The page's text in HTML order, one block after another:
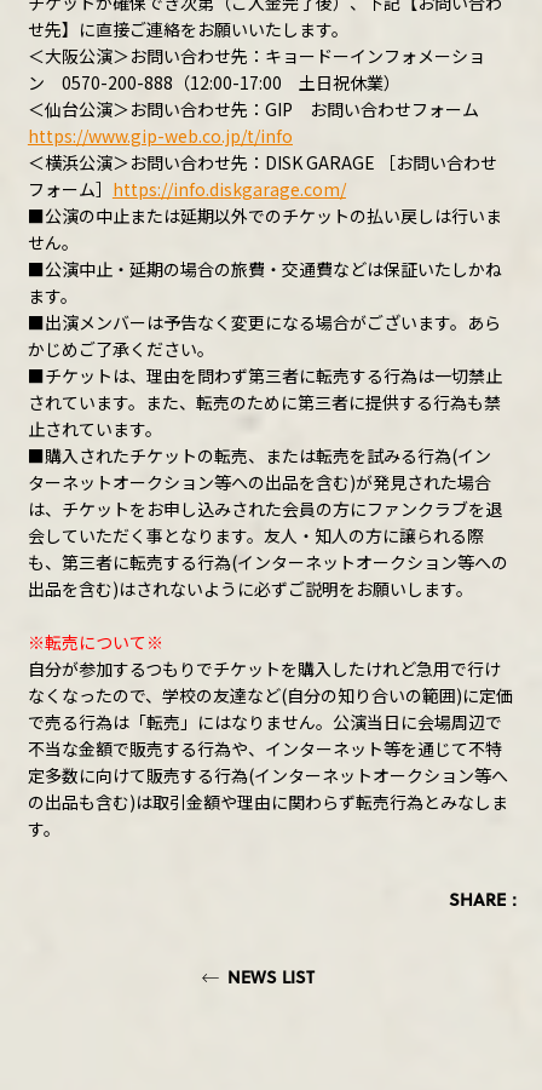
せ先】に直接ご連絡をお願いいたします。
＜大阪公演＞お問い合わせ先：キョードーインフォメーショ
ン 0570-200-888（12:00-17:00 土日祝休業）
＜仙台公演＞お問い合わせ先：GIP お問い合わせフォーム
https://www.gip-web.co.jp/t/info
＜横浜公演＞お問い合わせ先：DISK GARAGE ［お問い合わせ
フォーム］ https://info.diskgarage.com/
■公演の中止または延期以外でのチケットの払い戻しは行いま
せん。
■公演中止・延期の場合の旅費・交通費などは保証いたしかね
ます。
■出演メンバーは予告なく変更になる場合がございます。あら
かじめご了承ください。
■チケットは、理由を問わず第三者に転売する行為は一切禁止
されています。また、転売のために第三者に提供する行為も禁
止されています。
■購入されたチケットの転売、または転売を試みる行為(イン
ターネットオークション等への出品を含む)が発見された場合
は、チケットをお申し込みされた会員の方にファンクラブを退
会していただく事となります。友人・知人の方に譲られる際
も、第三者に転売する行為(インターネットオークション等への
出品を含む)はされないように必ずご説明をお願いします。
※転売について※
自分が参加するつもりでチケットを購入したけれど急用で行け
なくなったので、学校の友達など(自分の知り合いの範囲)に定価
で売る行為は「転売」にはなりません。公演当日に会場周辺で
不当な金額で販売する行為や、インターネット等を通じて不特
定多数に向けて販売する行為(インターネットオークション等へ
の出品も含む)は取引金額や理由に関わらず転売行為とみなしま
す。
SHARE：
NEWS LIST